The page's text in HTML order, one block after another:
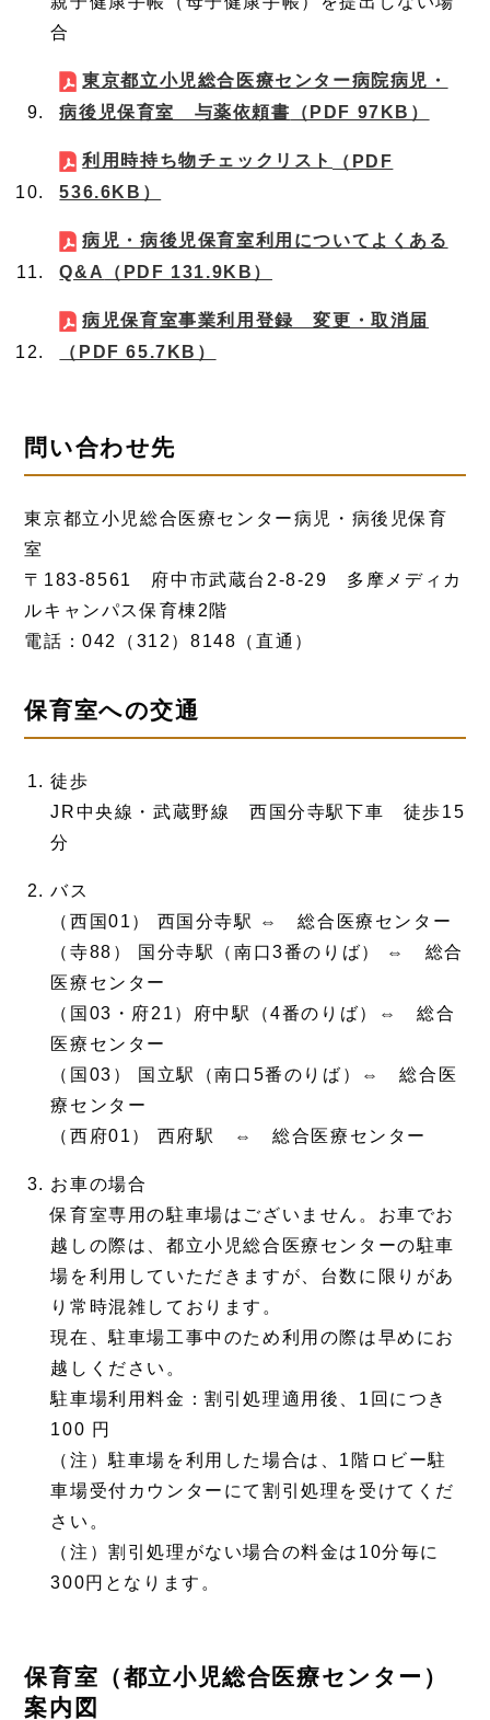
合
東京都立小児総合医療センター病院病児・
病後児保育室 与薬依頼書 （PDF 97KB）
利用時持ち物チェックリスト
（PDF
536.6KB）
病児・病後児保育室利用についてよくある
Q&A
（PDF 131.9KB）
病児保育室事業利用登録 変更・取消届
（PDF 65.7KB）
問い合わせ先
東京都立小児総合医療センター病児・病後児保育
室
〒183-8561 府中市武蔵台2-8-29 多摩メディカ
ルキャンパス保育棟2階
電話：042（312）8148（直通）
保育室への交通
徒歩
JR中央線・武蔵野線 西国分寺駅下車 徒歩15
分
バス
（西国01） 西国分寺駅 ⇔ 総合医療センター
（寺88） 国分寺駅（南口3番のりば） ⇔ 総合
医療センター
（国03・府21）府中駅（4番のりば）⇔ 総合
医療センター
（国03） 国立駅（南口5番のりば）⇔ 総合医
療センター
（西府01） 西府駅 ⇔ 総合医療センター
お車の場合
保育室専用の駐車場はございません。お車でお
越しの際は、都立小児総合医療センターの駐車
場を利用していただきますが、台数に限りがあ
り常時混雑しております。
現在、駐車場工事中のため利用の際は早めにお
越しください。
駐車場利用料金：割引処理適用後、1回につき
100 円
（注）駐車場を利用した場合は、1階ロビー駐
車場受付カウンターにて割引処理を受けてくだ
さい。
（注）割引処理がない場合の料金は10分毎に
300円となります。
保育室（都立小児総合医療センター）
案内図